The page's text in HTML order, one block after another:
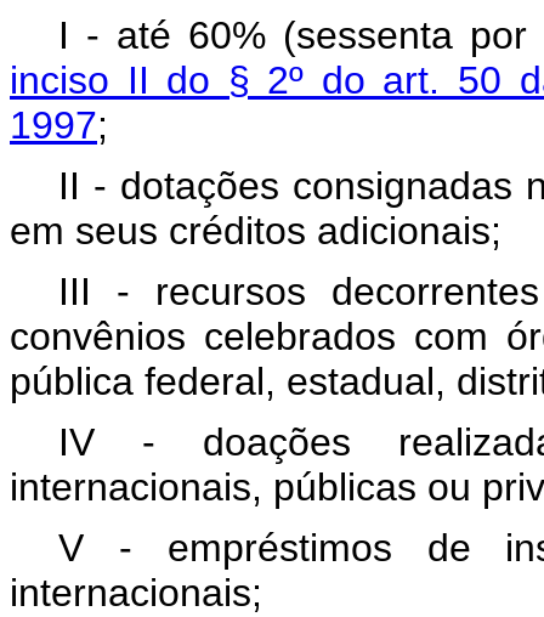
I - até 60% (sessenta
inciso II do § 2º do art. 50
1997;
II - dotações consignadas
em seus créditos adicionais;
III - recursos
convênios celebrados com
pública federal, estadual,
IV - doações
internacionais, públicas ou
V - empréstimos de
internacionais;